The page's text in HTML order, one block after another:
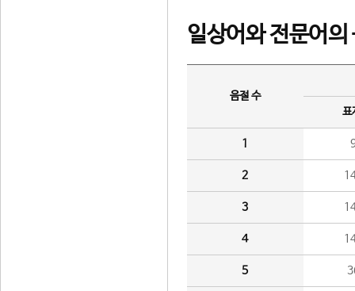
일상어와 전문어의
음절 수
표
1
2
3
4
5